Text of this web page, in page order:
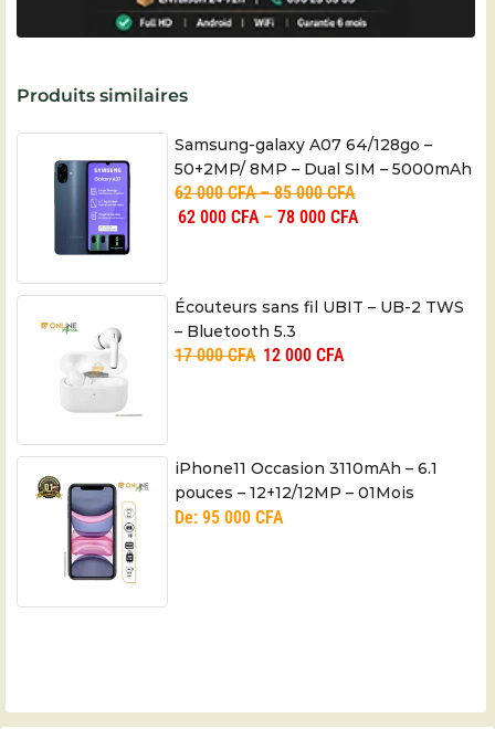
Produits similaires
Samsung-galaxy A07 64/128go –
50+2MP/ 8MP – Dual SIM – 5000mAh
– 06 mois
62 000CFA–85 000CFA
62 000 CFA– 78 000 CFA
Écouteurs sans fil UBIT – UB-2 TWS
– Bluetooth 5.3
17 000CFA 12 000 CFA
iPhone11 Occasion 3110mAh – 6.1
pouces – 12+12/12MP – 01Mois
De: 95 000 CFA